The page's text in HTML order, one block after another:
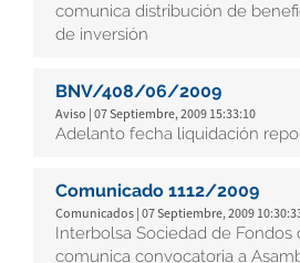
comunica distribución de
de inversión
BNV/408/06/2009
Aviso | 07 Septiembre, 2009 15:33:10
Adelanto fecha liquidación
Comunicado 1112/2009
Comunicados | 07 Septiembre, 2009
Interbolsa Sociedad de Fondos
comunica convocatoria a